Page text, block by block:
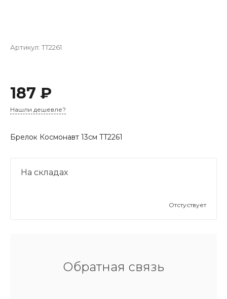
Артикул: TT2261
187 ₽
Нашли дешевле?
Брелок Космонавт 13см TT2261
На складах
Отстуствует
Обратная связь